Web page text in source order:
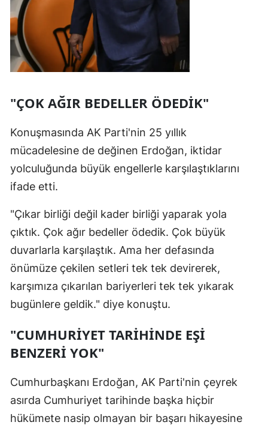
"ÇOK AĞIR BEDELLER ÖDEDİK"
Konuşmasında AK Parti'nin 25 yıllık
mücadelesine de değinen Erdoğan, iktidar
yolculuğunda büyük engellerle karşılaştıklarını
ifade etti.
"Çıkar birliği değil kader birliği yaparak yola
çıktık. Çok ağır bedeller ödedik. Çok büyük
duvarlarla karşılaştık. Ama her defasında
önümüze çekilen setleri tek tek devirerek,
karşımıza çıkarılan bariyerleri tek tek yıkarak
bugünlere geldik." diye konuştu.
"CUMHURİYET TARİHİNDE EŞİ
BENZERİ YOK"
Cumhurbaşkanı Erdoğan, AK Parti'nin çeyrek
asırda Cumhuriyet tarihinde başka hiçbir
hükümete nasip olmayan bir başarı hikayesine